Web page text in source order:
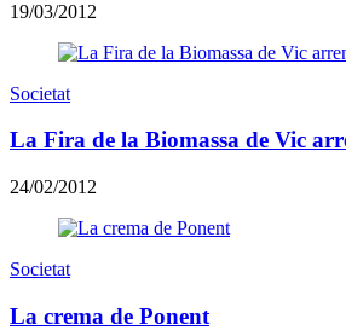
19/03/2012
Societat
La Fira de la Biomassa de Vic
24/02/2012
Societat
La crema de Ponent